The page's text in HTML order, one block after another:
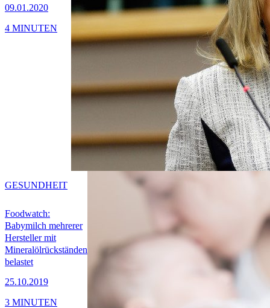
09.01.2020
4 MINUTEN
Foodwatch:
Babymilch mehrerer
Hersteller mit
Mineralölrückständen
belastet
25.10.2019
GESUNDHEIT
3 MINUTEN